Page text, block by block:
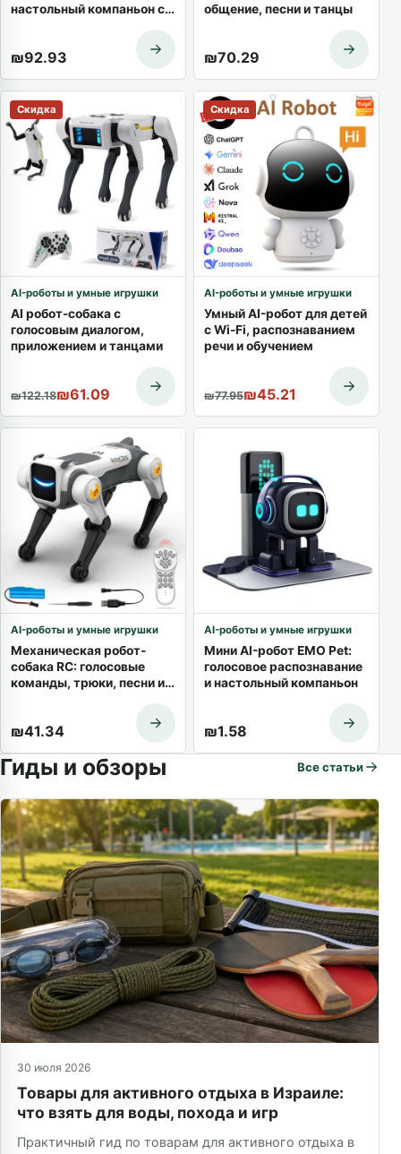
настольный компаньон с
₪92.93
общение, песни и танцы
₪70.29
Скидка
AI-роботы и умные игрушки
AI робот-собака с
голосовым диалогом,
приложением и танцами
₪122.18
Первоначальная цена составляла ₪122.18.
₪61.09
Текущая цена: ₪61.09.
Скидка
AI-роботы и умные игрушки
Умный AI-робот для детей
с Wi-Fi, распознаванием
речи и обучением
₪77.95
Первоначальная цена
₪45.21
Текущая цена: ₪45.21.
AI-роботы и умные игрушки
Механическая робот-
собака RC: голосовые
команды, трюки, песни и
₪41.34
AI-роботы и умные игрушки
Мини AI-робот EMO Pet:
голосовое распознавание
и настольный компаньон
₪1.58
Гиды и обзоры Все статьи
30 июля 2026
Товары для активного отдыха в Израиле:
что взять для воды, похода и игр
Практичный гид по товарам для активного отдыха в